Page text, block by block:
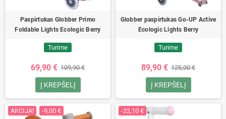
Paspirtukas Globber Primo
Foldable Lights Ecologic Berry
Turime
69,90 € 109,90 €
Į KREPŠELĮ
Globber paspirtukas Go-UP Active
Ecologic Lights Berry
Turime
89,90 € 125,00 €
Į KREPŠELĮ
AKCIJA! -9,00 € -22,10 €